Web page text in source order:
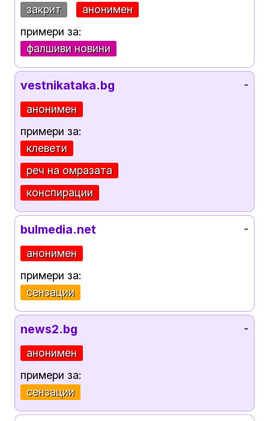
закрит
анонимен
примери за:
фалшиви новини
vestnikataka.bg
анонимен
примери за:
клевети
реч на омразата
конспирации
-
bulmedia.net
анонимен
примери за:
сензации
-
news2.bg
анонимен
примери за:
сензации
-